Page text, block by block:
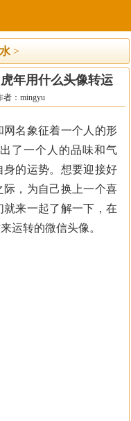
>
年用什么头像转运
者：mingyu
名象征着一个人的形
了一个人的品味和气
身的运势。想要迎接好
，为自己换上一个喜
来一起了解一下，在
运转的微信头像。